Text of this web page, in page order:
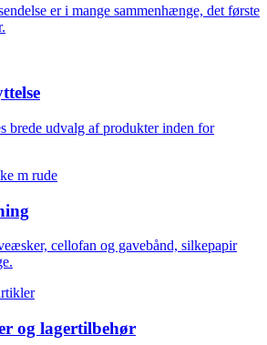
er i mange sammenhænge, det første
brede udvalg af produkter inden for
cellofan og gavebånd, silkepapir
og lagertilbehør